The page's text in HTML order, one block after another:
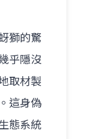
獅的驚
乎隱沒
取材製
這身偽
態系統